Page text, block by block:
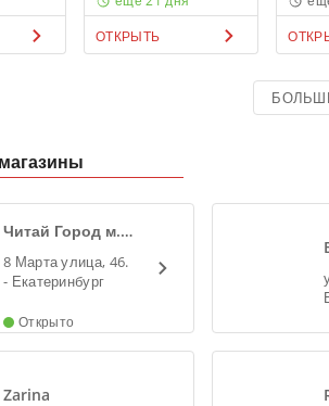
ОТКРЫТЬ
Читай Город м.
Геологическая
8 Марта улица, 46.
- Екатеринбург
Открыто
Zarina